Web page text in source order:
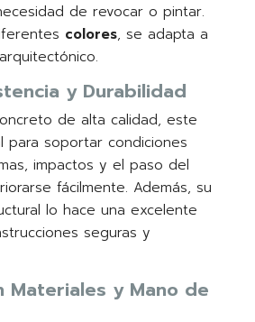
de revocar o pintar.
colores, se adapta a
y Durabilidad
de alta calidad, este
para soportar condiciones
impactos y el paso del
fácilmente. Además, su
lo hace una excelente
seguras y
Materiales y Mano de